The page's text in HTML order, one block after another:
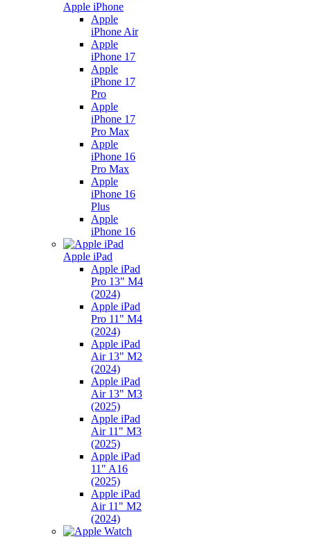
Apple iPhone
Apple
iPhone Air
Apple
iPhone 17
Apple
iPhone 17
Pro
Apple
iPhone 17
Pro Max
Apple
iPhone 16
Pro Max
Apple
iPhone 16
Plus
Apple
iPhone 16
Apple iPad
Apple iPad
Pro 13" M4
(2024)
Apple iPad
Pro 11" M4
(2024)
Apple iPad
Air 13" M2
(2024)
Apple iPad
Air 13" M3
(2025)
Apple iPad
Air 11" M3
(2025)
Apple iPad
11" A16
(2025)
Apple iPad
Air 11" M2
(2024)